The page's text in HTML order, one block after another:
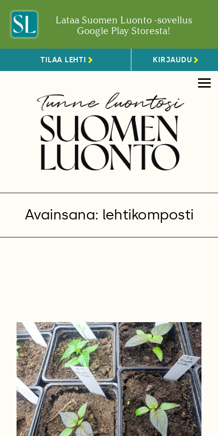
Lataa Suomen Luonto -sovellus
Google Play Storesta!
TILAA LEHTI KIRJAUDU
Avainsana: lehtikomposti